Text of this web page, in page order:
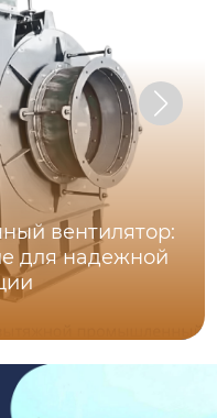
вентилятор:
для надежной